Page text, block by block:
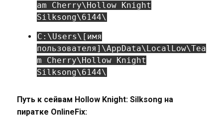
am Cherry\Hollow Knight
Silksong\6144\
C:\Users\[имя
пользователя]\AppData\LocalLow\Tea
m Cherry\Hollow Knight
Silksong\6144\
Путь к сейвам Hollow Knight: Silksong на
пиратке OnlineFix: